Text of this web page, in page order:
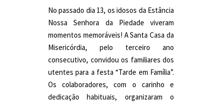
No passado dia 13, os idosos da Estância
Nossa Senhora da Piedade viveram
momentos memoráveis! A Santa Casa da
Misericórdia, pelo terceiro ano
consecutivo, convidou os familiares dos
utentes para a festa “Tarde em Família”.
Os colaboradores, com o carinho e
dedicação habituais, organizaram o